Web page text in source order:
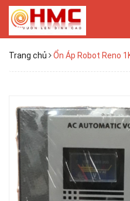
Trang chủ Ổn Áp Robot Reno